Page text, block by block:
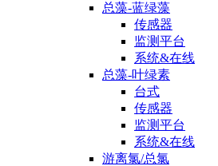
总藻-蓝绿藻
传感器
监测平台
系统&在线
总藻-叶绿素
台式
传感器
监测平台
系统&在线
游离氯/总氯